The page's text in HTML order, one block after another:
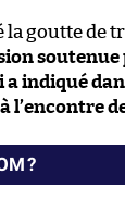
la goutte de
a indiqué
l’encontre
?